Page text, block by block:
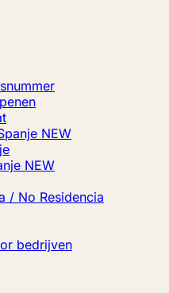
NEW
NEW
/ No Residencia
bedrijven